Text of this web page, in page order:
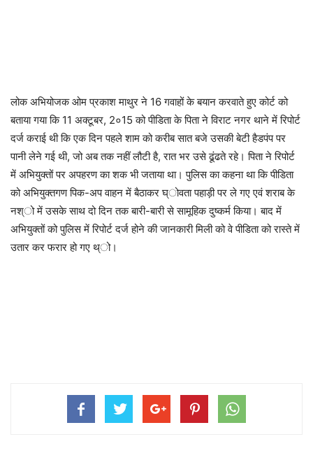
लोक अभियोजक ओम प्रकाश माथुर ने 16 गवाहों के बयान करवाते हुए कोर्ट को
बताया गया कि 11 अक्टूबर, 2०15 को पीडिता के पिता ने विराट नगर थाने में रिपोर्ट
दर्ज कराई थी कि एक दिन पहले शाम को करीब सात बजे उसकी बेटी हैडपंप पर
पानी लेने गई थी, जो अब तक नहीं लौटी है, रात भर उसे ढूंढते रहे। पिता ने रिपोर्ट
में अभियुक्तों पर अपहरण का शक भी जताया था। पुलिस का कहना था कि पीडिता
को अभियुक्तगण पिक-अप वाहन में बैठाकर घ्ोवता पहाड़ी पर ले गए एवं शराब के
नश्ो में उसके साथ दो दिन तक बारी-बारी से सामूहिक दुष्कर्म किया। बाद में
अभियुक्तों को पुलिस में रिपोर्ट दर्ज होने की जानकारी मिली को वे पीडिता को रास्ते में
उतार कर फरार हो गए थ्ो।